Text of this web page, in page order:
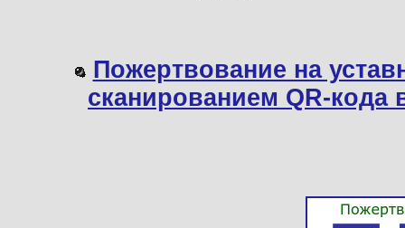
Пожертвование на
сканированием QR-